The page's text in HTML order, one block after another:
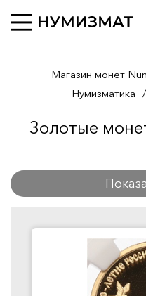
Магазин монет
Нумизматика /
Золотые